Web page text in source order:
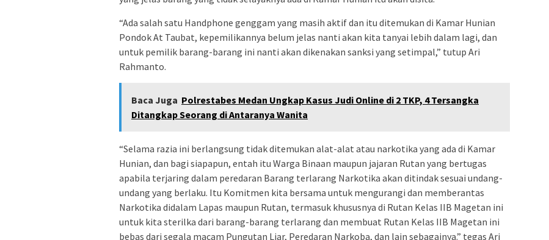
“Ada salah satu Handphone genggam yang masih aktif dan itu ditemukan di Kamar Hunian
Pondok At Taubat, kepemilikannya belum jelas nanti akan kita tanyai lebih dalam lagi, dan
untuk pemilik barang-barang ini nanti akan dikenakan sanksi yang setimpal,” tutup Ari
Rahmanto.
Baca Juga Polrestabes Medan Ungkap Kasus Judi Online di 2 TKP, 4 Tersangka
Ditangkap Seorang di Antaranya Wanita
“Selama razia ini berlangsung tidak ditemukan alat-alat atau narkotika yang ada di Kamar
Hunian, dan bagi siapapun, entah itu Warga Binaan maupun jajaran Rutan yang bertugas
apabila terjaring dalam peredaran Barang terlarang Narkotika akan ditindak sesuai undang-
undang yang berlaku. Itu Komitmen kita bersama untuk mengurangi dan memberantas
Narkotika didalam Lapas maupun Rutan, termasuk khususnya di Rutan Kelas IIB Magetan ini
untuk kita sterilka dari barang-barang terlarang dan membuat Rutan Kelas IIB Magetan ini
bebas dari segala macam Pungutan Liar, Peredaran Narkoba, dan lain sebagainya.” tegas Ari